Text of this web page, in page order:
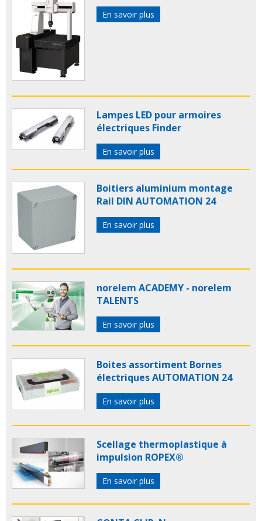
En savoir plus
Lampes LED pour armoires
électriques Finder
En savoir plus
Boitiers aluminium montage
Rail DIN AUTOMATION 24
En savoir plus
norelem ACADEMY - norelem
TALENTS
En savoir plus
Boites assortiment Bornes
électriques AUTOMATION 24
En savoir plus
Scellage thermoplastique à
impulsion ROPEX®
En savoir plus